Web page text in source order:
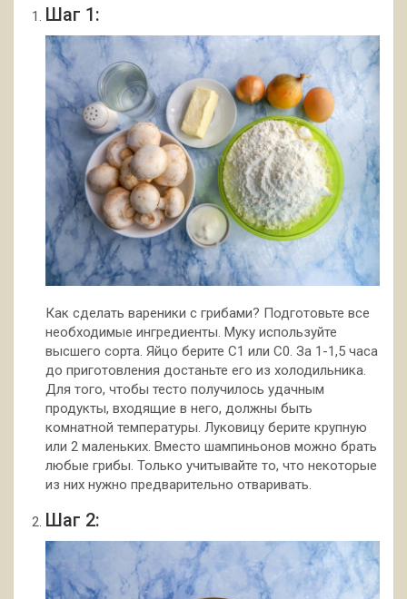
Шаг 1:
Как сделать вареники с грибами? Подготовьте все
необходимые ингредиенты. Муку используйте
высшего сорта. Яйцо берите С1 или С0. За 1-1,5 часа
до приготовления достаньте его из холодильника.
Для того, чтобы тесто получилось удачным
продукты, входящие в него, должны быть
комнатной температуры. Луковицу берите крупную
или 2 маленьких. Вместо шампиньонов можно брать
любые грибы. Только учитывайте то, что некоторые
из них нужно предварительно отваривать.
Шаг 2: